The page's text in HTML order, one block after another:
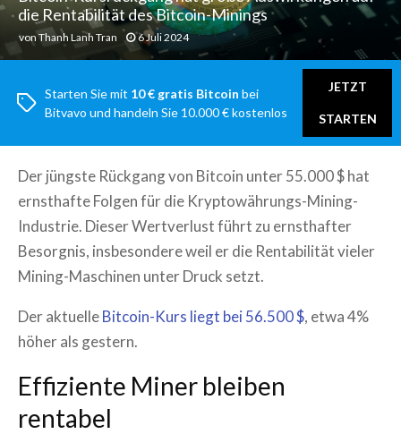
die Rentabilität des Bitcoin-Minings
vonThanh Lanh Tran 6 Juli 2024
Starten Sie mit 10 € gratis Bitcoin bei
Bitvavo und handeln Sie 10.000 € kostenlos
JETZT
STARTEN
Der jüngste Rückgang von Bitcoin unter 55.000 $ hat
ernsthafte Folgen für die Kryptowährungs-Mining-
Industrie. Dieser Wertverlust führt zu ernsthafter
Besorgnis, insbesondere weil er die Rentabilität vieler
Mining-Maschinen unter Druck setzt.
Der aktuelleBitcoin-Kurs liegt bei 56.500 $, etwa 4%
höher als gestern.
Effiziente Miner bleiben
rentabel